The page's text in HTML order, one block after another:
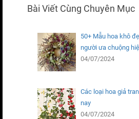
Bài Viết Cùng Chuyên Mục
50+ Mẫu hoa khô
người ưa chuộng
04/07/2024
Các loại hoa giả
nay
04/07/2024